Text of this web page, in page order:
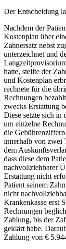
Der Entscheidung
Nachdem der
Kostenplan über
Zahnersatz nebst
unterzeichnet und
hatte, stellte der
und Kostenplan
rechnete für die
Rechnungen
zwecks Erstattung
Diese setzte sich in
um einzelne
die
innerhalb von zwei
dem
dass diese dem
nachvollziehbarer
Erstattung nicht
Patient seinem
nicht
Krankenkasse erst
Rechnungen
Zahlung, bis der
geklärt habe.
Zahlung von €